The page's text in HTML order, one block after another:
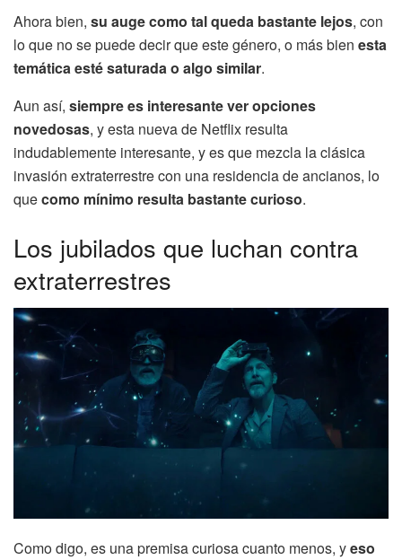
Ahora bien, su auge como tal queda bastante lejos, con
lo que no se puede decir que este género, o más bien esta
temática esté saturada o algo similar.
Aun así, siempre es interesante ver opciones
novedosas, y esta nueva de Netflix resulta
indudablemente interesante, y es que mezcla la clásica
invasión extraterrestre con una residencia de ancianos, lo
quecomo mínimo resulta bastante curioso.
Los jubilados que luchan contra
extraterrestres
Como digo, es una premisa curiosa cuanto menos, yeso